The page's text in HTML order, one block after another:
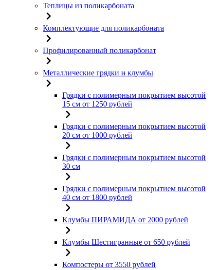
Теплицы из поликарбоната
Комплектующие для поликарбоната
Профилированный поликарбонат
Металлические грядки и клумбы
Грядки с полимерным покрытием высотой
15 см от 1250 рублей
Грядки с полимерным покрытием высотой
20 см от 1000 рублей
Грядки с полимерным покрытием высотой
30 см
Грядки с полимерным покрытием высотой
40 см от 1800 рублей
Клумбы ПИРАМИДА от 2000 рублей
Клумбы Шестигранные от 650 рублей
Компостеры от 3550 рублей